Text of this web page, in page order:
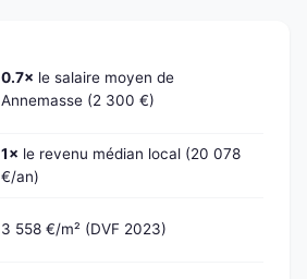
0.7× le salaire moyen de
Annemasse (2 300 €)
1× le revenu médian local (20 078
€/an)
3 558 €/m² (DVF 2023)